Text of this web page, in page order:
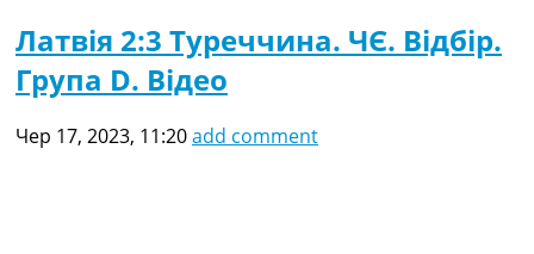
Латвія 2:3 Туреччина. ЧЄ. Відбір.
Група D. Відео
Чер 17, 2023, 11:20add comment